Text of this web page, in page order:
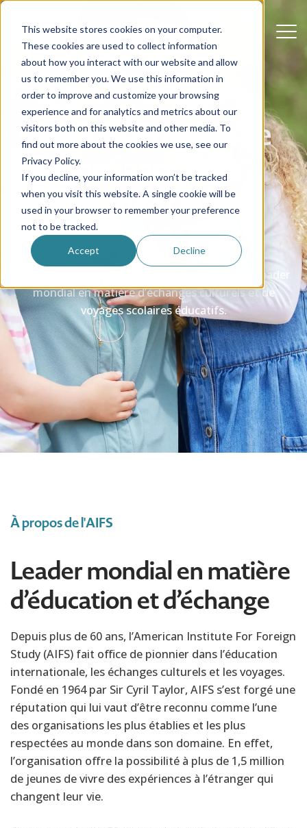
This website stores cookies on your computer.
These cookies are used to collect information
about how you interact with our website and allow
us to remember you. We use this information in
order to improve and customize your browsing
experience and for analytics and metrics about our
visitors both on this website and other media. To
find out more about the cookies we use, see our
Privacy Policy.
If you decline, your information won’t be tracked
when you visit this website. A single cookie will be
used in your browser to remember your preference
not to be tracked.
Accept Decline
AIFS : partenaire de
confiance dans
l’échange culturel
depuis 1964
L’American Institute for Foreign Study est un leader
mondial en matière d’échanges culturels et de
voyages scolaires éducatifs.
À propos de l'AIFS
Leader mondial en matière
d’éducation et d’échange
Depuis plus de 60 ans, l’American Institute For Foreign
Study (AIFS) fait office de pionnier dans l’éducation
internationale, les échanges culturels et les voyages.
Fondé en 1964 par Sir Cyril Taylor, AIFS s’est forgé une
réputation qui lui vaut d’être reconnu comme l’une
des organisations les plus établies et les plus
respectées au monde dans son domaine. En effet,
l’organisation offre la possibilité à plus de 1,5 million
de jeunes de vivre des expériences à l’étranger qui
changent leur vie.